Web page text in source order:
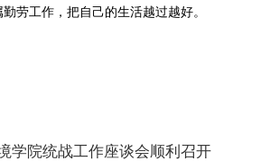
劳工作，把自己的生活越过越好。
学院统战工作座谈会顺利召开